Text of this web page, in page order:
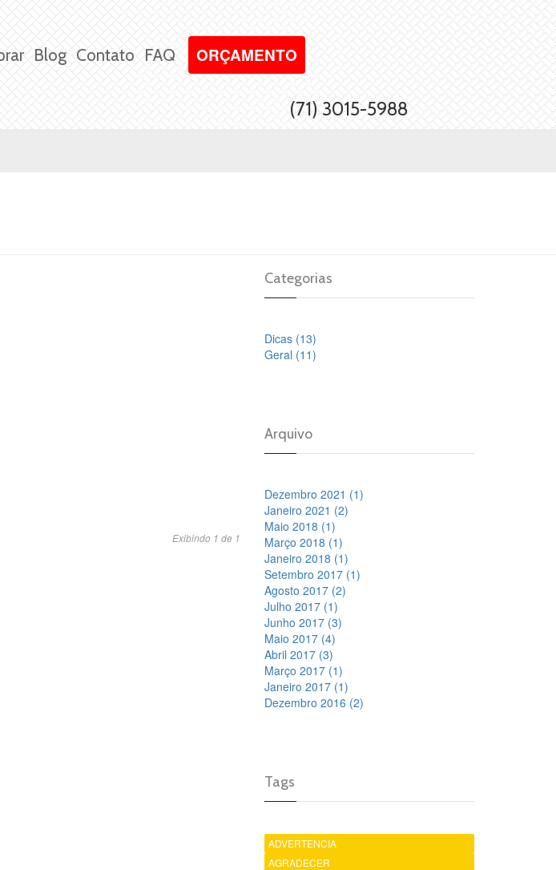
Blog Contato FAQ ORÇAMENTO
(71) 3015-5988
Exibindo 1 de 1
Categorias
Dicas (13)
Geral (11)
Arquivo
Dezembro 2021 (1)
Janeiro 2021 (2)
Maio 2018 (1)
Março 2018 (1)
Janeiro 2018 (1)
Setembro 2017 (1)
Agosto 2017 (2)
Julho 2017 (1)
Junho 2017 (3)
Maio 2017 (4)
Abril 2017 (3)
Março 2017 (1)
Janeiro 2017 (1)
Dezembro 2016 (2)
Tags
ADVERTENCIA
AGRADECER